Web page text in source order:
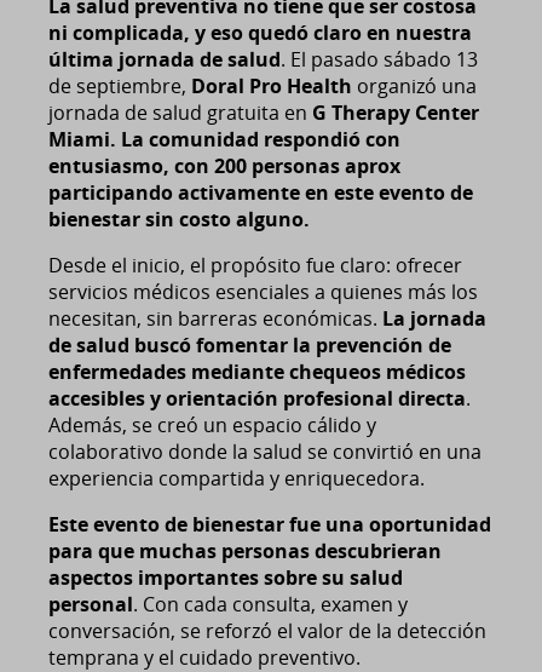
La salud preventiva no tiene que ser costosa
ni complicada, y eso quedó claro en nuestra
última jornada de salud. El pasado sábado 13
de septiembre, Doral Pro Health organizó una
jornada de salud gratuita en G Therapy Center
Miami. La comunidad respondió con
entusiasmo, con 200 personas aprox
participando activamente en este evento de
bienestar sin costo alguno.
Desde el inicio, el propósito fue claro: ofrecer
servicios médicos esenciales a quienes más los
necesitan, sin barreras económicas. La jornada
de salud buscó fomentar la prevención de
enfermedades mediante chequeos médicos
accesibles y orientación profesional directa.
Además, se creó un espacio cálido y
colaborativo donde la salud se convirtió en una
experiencia compartida y enriquecedora.
Este evento de bienestar fue una oportunidad
para que muchas personas descubrieran
aspectos importantes sobre su salud
personal. Con cada consulta, examen y
conversación, se reforzó el valor de la detección
temprana y el cuidado preventivo.